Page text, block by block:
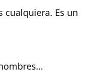
cualquiera. Es un